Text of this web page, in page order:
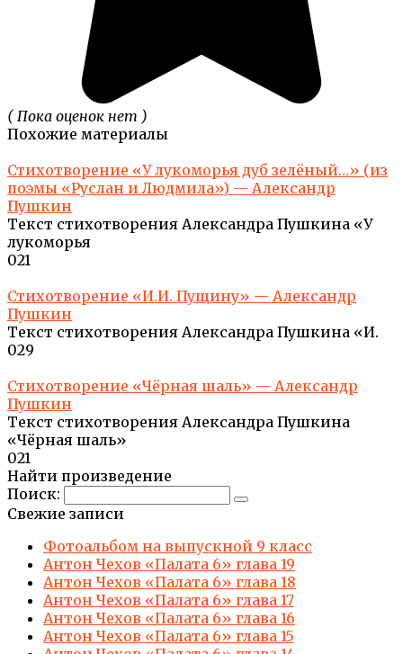
( Пока оценок нет )
Похожие материалы
Стихотворение «У лукоморья дуб зелёный…» (из
поэмы «Руслан и Людмила») — Александр
Пушкин
Текст стихотворения Александра Пушкина «У
лукоморья
021
Стихотворение «И.И. Пущину» — Александр
Пушкин
Текст стихотворения Александра Пушкина «И.
029
Стихотворение «Чёрная шаль» — Александр
Пушкин
Текст стихотворения Александра Пушкина
«Чёрная шаль»
021
Найти произведение
Поиск:
Свежие записи
Фотоальбом на выпускной 9 класс
Антон Чехов «Палата 6» глава 19
Антон Чехов «Палата 6» глава 18
Антон Чехов «Палата 6» глава 17
Антон Чехов «Палата 6» глава 16
Антон Чехов «Палата 6» глава 15